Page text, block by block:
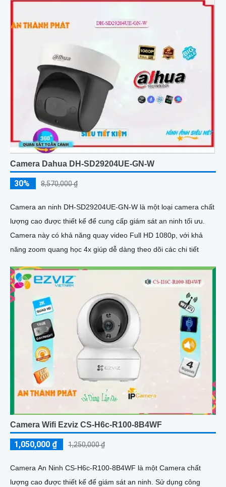
Camera Dahua DH-SD29204UE-GN-W
30% 8,570,000 ₫
Camera an ninh DH-SD29204UE-GN-W là một loại camera chất
lượng cao được thiết kế để cung cấp giám sát an ninh tối ưu.
Camera này có khả năng quay video Full HD 1080p, với khả
năng zoom quang học 4x giúp dễ dàng theo dõi các chi tiết
Camera Wifi Ezviz CS-H6c-R100-8B4WF
1,050,000 ₫ 1,250,000 ₫
Camera An Ninh CS-H6c-R100-8B4WF là một Camera chất
lượng cao được thiết kế để giám sát an ninh. Sử dụng công